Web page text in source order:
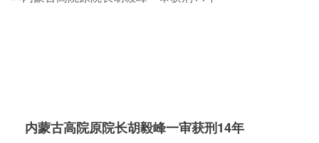
内蒙古高院原院长胡毅峰一审获刑14年